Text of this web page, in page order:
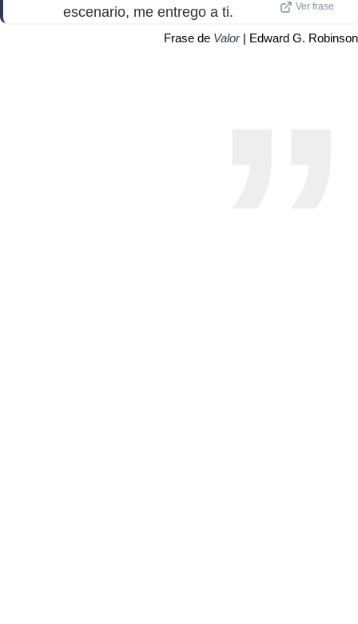
escenario, me entrego a ti.
Ver frase
Frase de Valor| Edward G. Robinson